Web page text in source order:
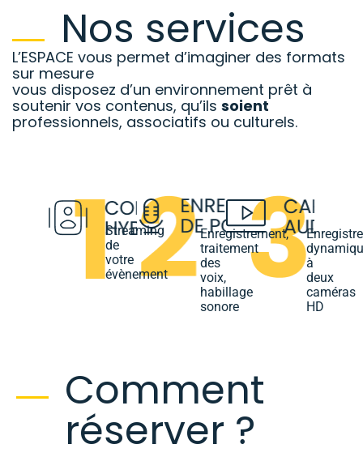
Nos services
L’ESPACE vous permet d’imaginer des formats
sur mesure
vous disposez d’un environnement prêt à
soutenir vos contenus, qu’ils soient
professionnels, associatifs ou culturels.
Streaming
de
votre
évènement
Enregistrement,
traitement
des
voix,
habillage
sonore
à
deux
caméras
HD
Comment
réserver ?